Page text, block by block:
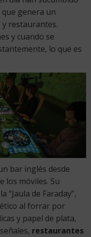
que genera un
restaurantes.
y cuando se
lo que es
bar inglés desde
los móviles. Su
“Jaula de Faraday”,
al forrar por
y papel de plata,
restaurantes